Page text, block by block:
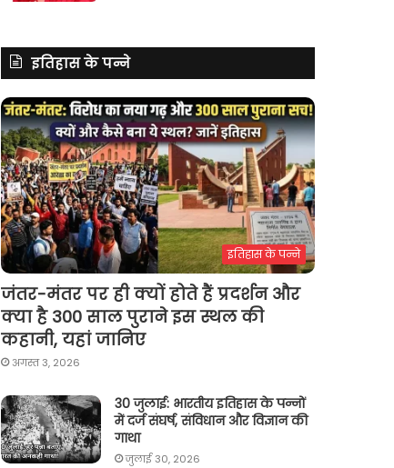
इतिहास के पन्ने
इतिहास के पन्ने
जंतर-मंतर पर ही क्यों होते हैं प्रदर्शन और
क्या है 300 साल पुराने इस स्थल की
कहानी, यहां जानिए
अगस्त 3, 2026
30 जुलाई: भारतीय इतिहास के पन्नों
में दर्ज संघर्ष, संविधान और विज्ञान की
गाथा
जुलाई 30, 2026